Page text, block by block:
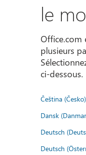
le
Office.com
plusieurs
ci-dessous.
Čeština (Česko)
Dansk
Deutsch
Deutsch